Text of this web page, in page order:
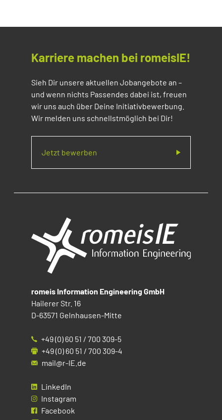
Karriere machen bei romeisIE!
Sieh Dir unsere aktuellen Jobangebote an –
und wenn nichts Passendes dabei ist, freuen
wir uns auch über Deine Initiativbewerbung.
Wir melden uns schnellstmöglich bei Dir!
Jetzt bewerben
romeis Information Engineering GmbH
Hailerer Str. 16
D-63571 Gelnhausen-Mitte
+49 (0) 60 51 / 700 309-5
+49 (0) 60 51 / 700 309-4
mail@r-IE.de
LinkedIn
Instagram
Facebook